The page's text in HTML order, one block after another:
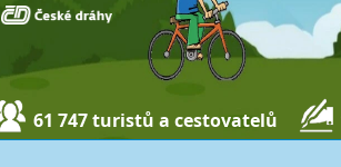
61 747 turistů a cestovatelů